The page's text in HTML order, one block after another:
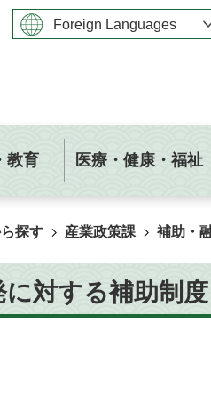
教育 医療・健康・福祉
探す 産業政策課 補助・
に対する補助制度